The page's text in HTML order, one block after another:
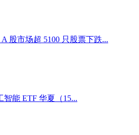
股市场超 5100 只股票下跌...
能 ETF 华夏（15...